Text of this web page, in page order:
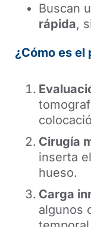
Buscan
rápida,
¿Cómo es el
Cirugía
inserta
hueso.
Carga
algunos